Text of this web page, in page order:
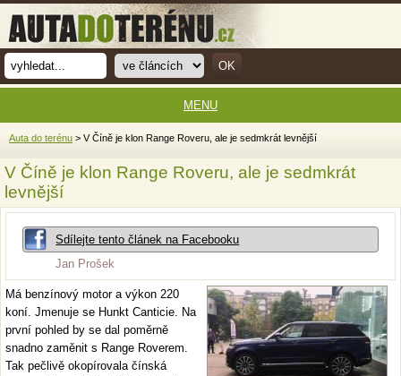
Auta do terénu > V Číně je klon Range Roveru, ale je sedmkrát levnější
V Číně je klon Range Roveru, ale je sedmkrát
levnější
Sdílejte tento článek na Facebooku
Jan Prošek
Má benzínový motor a výkon 220
koní. Jmenuje se Hunkt Canticie. Na
první pohled by se dal poměrně
snadno zaměnit s Range Roverem.
Tak pečlivě okopírovala čínská
MENU